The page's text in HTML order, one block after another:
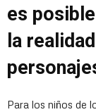
es
la
Para los niños de